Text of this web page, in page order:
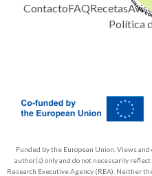
ContactoFAQRecetas
Política
Funded by the European Union. Views
author(s) only and do not necessarily
Research Executive Agency (REA). Neither